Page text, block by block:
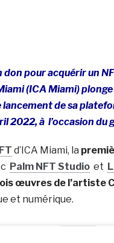
don pour acquérir un
(ICA Miami)
lancement de sa
2022, à l’occasion du
d’ICA Miami, la
Palm NFT Studioet
œuvres de l’artiste
et numérique.